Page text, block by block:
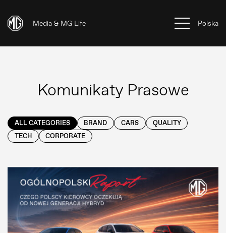
Media & MG Life Polska
Komunikaty Prasowe
ALL CATEGORIES BRAND CARS
QUALITY
TECH
CORPORATE